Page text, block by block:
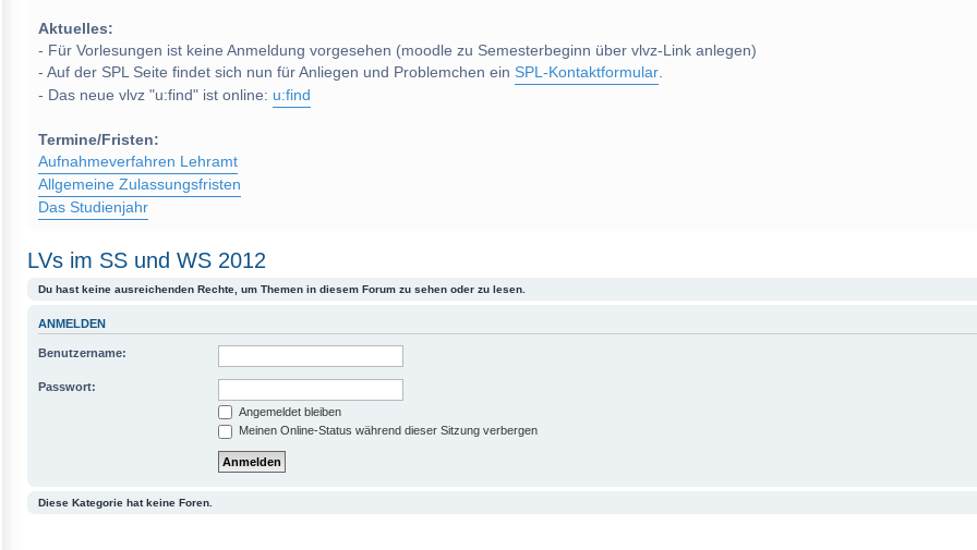
Aktuelles:
- Für Vorlesungen ist keine Anmeldung vorgesehen (moodle zu Semesterbeginn über vlvz-Link anlegen)
- Auf der SPL Seite findet sich nun für Anliegen und Problemchen ein SPL-Kontaktformular.
- Das neue vlvz "u:find" ist online: u:find
Termine/Fristen:
Aufnahmeverfahren Lehramt
Allgemeine Zulassungsfristen
Das Studienjahr
LVs im SS und WS 2012
Du hast keine ausreichenden Rechte, um Themen in diesem Forum zu sehen oder zu lesen.
ANMELDEN
Benutzername:
Passwort:
Angemeldet bleiben
Meinen Online-Status während dieser Sitzung verbergen
Diese Kategorie hat keine Foren.